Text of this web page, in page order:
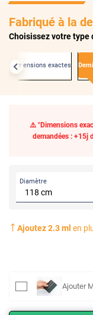
Fabriqué à la
Choisissez votre type
Aux dimensions exactes
⚠️ "Dimensions
demandées : +15j
Diamètre
Ajoutez2.3ml en
Ajouter